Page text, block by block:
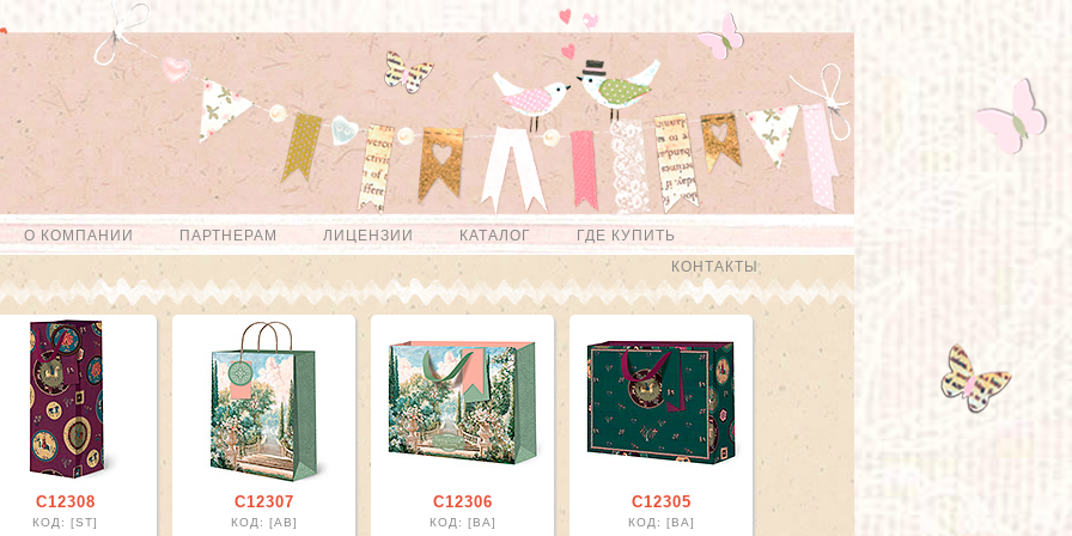
О КОМПАНИИ ПАРТНЕРАМ ЛИЦЕНЗИИ КАТАЛОГ
ГДЕ КУПИТЬ
КОНТАКТЫ
С12308
КОД: [ST]
С12307
КОД: [АВ]
С12306
КОД: [ВА]
С12305
КОД: [ВА]